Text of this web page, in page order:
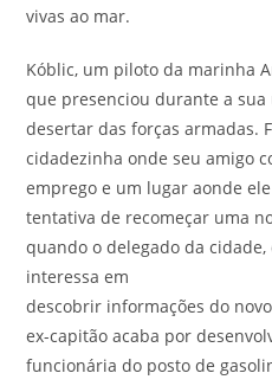
vivas ao mar.
Kóblic, um piloto da marinha
que presenciou durante a
desertar das forças armadas.
cidadezinha onde seu amigo
emprego e um lugar aonde
tentativa de recomeçar uma
quando o delegado da cidade,
interessa em
descobrir informações do
ex-capitão acaba por
funcionária do posto de